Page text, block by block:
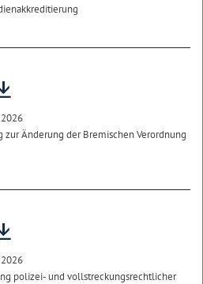
zur Änderung der Bremischen Verordnung
polizei- und vollstreckungsrechtlicher